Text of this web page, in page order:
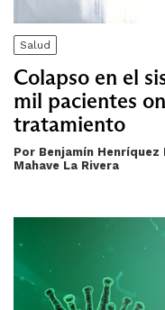
Salud
Colapso en el
mil pacientes
tratamiento
Por Benjamín
Mahave La Rivera